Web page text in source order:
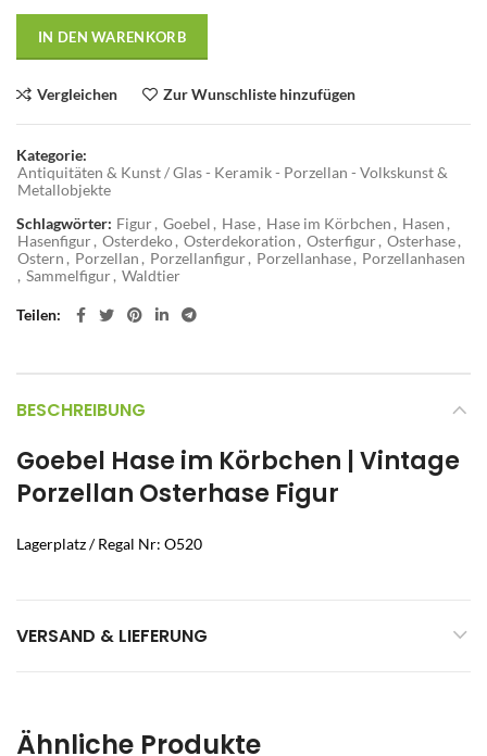
IN DEN WARENKORB
Vergleichen Zur Wunschliste hinzufügen
Kategorie:
Antiquitäten & Kunst / Glas - Keramik - Porzellan - Volkskunst &
Metallobjekte
Schlagwörter: Figur, Goebel , Hase, Hase im Körbchen , Hasen ,
Hasenfigur, Osterdeko, Osterdekoration , Osterfigur, Osterhase,
Ostern , Porzellan , Porzellanfigur, Porzellanhase, Porzellanhasen
, Sammelfigur, Waldtier
Teilen
BESCHREIBUNG
Goebel Hase im Körbchen | Vintage
Porzellan Osterhase Figur
Lagerplatz / Regal Nr: O520
VERSAND & LIEFERUNG
Ähnliche Produkte